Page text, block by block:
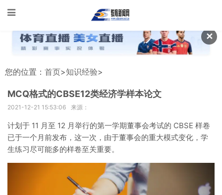
✕
您的位置： 首页>知识经验>
MCQ格式的CBSE12类经济学样本论文
2021-12-21 15:53:06 来源：
计划于 11 月至 12 月举行的第一学期董事会考试的 CBSE 样卷
已于一个月前发布，这一次，由于董事会的重大模式变化，学
生练习尽可能多的样卷至关重要。